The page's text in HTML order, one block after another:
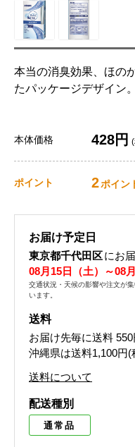
本当の消臭効果、ほの
たパッケージデザイン。
本体価格 428円
ポイント 2ポイン
お届け予定日
東京都千代田区にお
08月15日（土）～08
交通状況・天候の影響や注文が
います。
送料
お届け先毎に送料
沖縄県は送料1,100円(
送料について
配送種別
通常品